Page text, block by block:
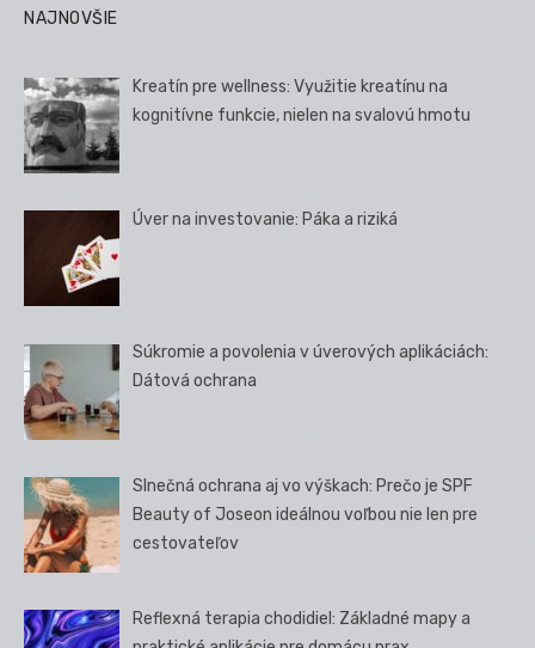
NAJNOVŠIE
Kreatín pre wellness: Využitie kreatínu na
kognitívne funkcie, nielen na svalovú hmotu
Úver na investovanie: Páka a riziká
Súkromie a povolenia v úverových aplikáciách:
Dátová ochrana
Slnečná ochrana aj vo výškach: Prečo je SPF
Beauty of Joseon ideálnou voľbou nie len pre
cestovateľov
Reflexná terapia chodidiel: Základné mapy a